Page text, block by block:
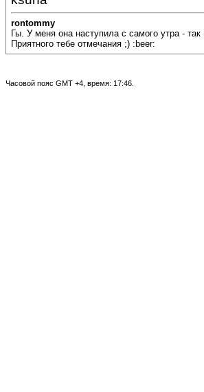
rontommy
Гы. У меня она наступила с самого утра -
Приятного тебе отмечания ;) :beer:
Часовой пояс GMT +4, время: 17:46